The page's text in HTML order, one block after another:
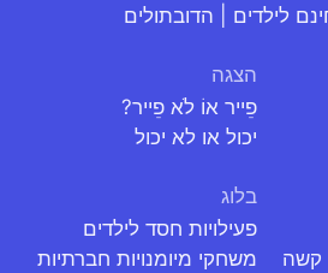
לילדים | הדובתולים
הצגה
פֵייר אוֹ לֹא פֵייר?
יכול או לא יכול
קשה
בלוג
פעילויות חסד לילדים
משחקי מיומנויות חברתיות